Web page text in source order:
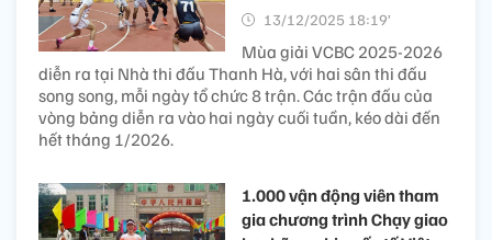
13/12/2025 18:19’
Mùa giải VCBC 2025-2026
diễn ra tại Nhà thi đấu Thanh Hà, với hai sân thi đấu
song song, mỗi ngày tổ chức 8 trận. Các trận đấu của
vòng bảng diễn ra vào hai ngày cuối tuần, kéo dài đến
hết tháng 1/2026.
1.000 vận động viên tham
gia chương trình Chạy giao